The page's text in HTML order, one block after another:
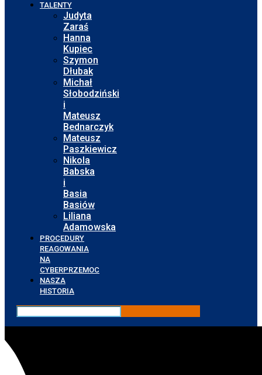
TALENTY
Judyta
Zaraś
Hanna
Kupiec
Szymon
Dłubak
Michał
Słobodziński
i
Mateusz
Bednarczyk
Mateusz
Paszkiewicz
Nikola
Babska
i
Basia
Basiów
Liliana
Adamowska
PROCEDURY
REAGOWANIA
NA
CYBERPRZEMOC
NASZA
HISTORIA